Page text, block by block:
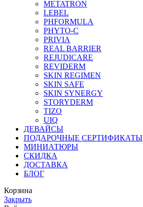
METATRON
LEBEL
PHFORMULA
PHYTO-C
PRIVIA
REAL BARRIER
REJUDICARE
REVIDERM
SKIN REGIMEN
SKIN SAFE
SKIN SYNERGY
STORYDERM
TIZO
UIQ
ДЕВАЙСЫ
ПОДАРОЧНЫЕ СЕРТИФИКАТЫ
МИНИАТЮРЫ
СКИДКА
ДОСТАВКА
БЛОГ
Корзина
Закрыть